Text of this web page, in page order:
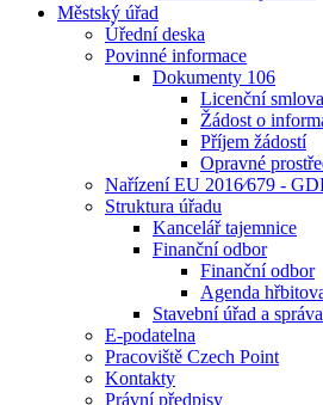
Městský úřad
Úřední deska
Povinné informace
Dokumenty 106
Licenční smlova
Žádost o
Příjem žádostí
Opravné
Nařízení EU 2016⁄679 -
Struktura úřadu
Kancelář tajemnice
Finanční odbor
Finanční odbor
Agenda
Stavební úřad a
E-podatelna
Pracoviště Czech Point
Kontakty
Právní předpisy